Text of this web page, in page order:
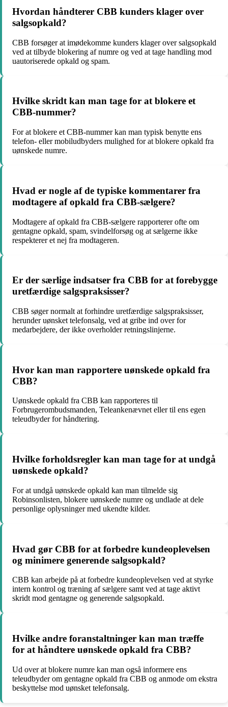
Hvordan håndterer CBB kunders klager over
salgsopkald?
CBB forsøger at imødekomme kunders klager over salgsopkald
ved at tilbyde blokering af numre og ved at tage handling mod
uautoriserede opkald og spam.
Hvilke skridt kan man tage for at blokere et
CBB-nummer?
For at blokere et CBB-nummer kan man typisk benytte ens
telefon- eller mobiludbyders mulighed for at blokere opkald fra
uønskede numre.
Hvad er nogle af de typiske kommentarer fra
modtagere af opkald fra CBB-sælgere?
Modtagere af opkald fra CBB-sælgere rapporterer ofte om
gentagne opkald, spam, svindelforsøg og at sælgerne ikke
respekterer et nej fra modtageren.
Er der særlige indsatser fra CBB for at forebygge
uretfærdige salgspraksisser?
CBB søger normalt at forhindre uretfærdige salgspraksisser,
herunder uønsket telefonsalg, ved at gribe ind over for
medarbejdere, der ikke overholder retningslinjerne.
Hvor kan man rapportere uønskede opkald fra
CBB?
Uønskede opkald fra CBB kan rapporteres til
Forbrugerombudsmanden, Teleankenævnet eller til ens egen
teleudbyder for håndtering.
Hvilke forholdsregler kan man tage for at undgå
uønskede opkald?
For at undgå uønskede opkald kan man tilmelde sig
Robinsonlisten, blokere uønskede numre og undlade at dele
personlige oplysninger med ukendte kilder.
Hvad gør CBB for at forbedre kundeoplevelsen
og minimere generende salgsopkald?
CBB kan arbejde på at forbedre kundeoplevelsen ved at styrke
intern kontrol og træning af sælgere samt ved at tage aktivt
skridt mod gentagne og generende salgsopkald.
Hvilke andre foranstaltninger kan man træffe
for at håndtere uønskede opkald fra CBB?
Ud over at blokere numre kan man også informere ens
teleudbyder om gentagne opkald fra CBB og anmode om ekstra
beskyttelse mod uønsket telefonsalg.